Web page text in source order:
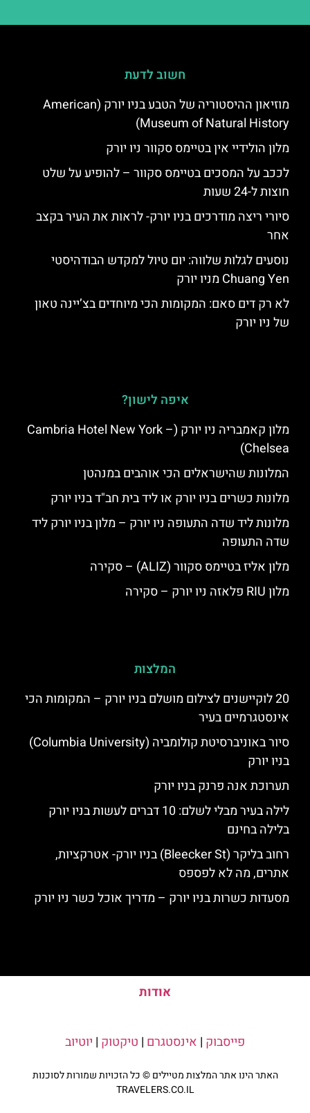
חשוב לדעת
מוזיאון ההיסטוריה של הטבע בניו יורק (American
Museum of Natural History)
מלון הולידיי אין בטיימס סקוור ניו יורק
לככב על המסכים בטיימס סקוור – להופיע על שלט
חוצות ל-24 שעות
סיורי ריצה מודרכים בניו יורק- לראות את העיר בקצב
אחר
נוסעים לגלות שלווה: יום טיול למקדש הבודהיסטי
Chuang Yen מניו יורק
לא רק דים סאם: המקומות הכי מיוחדים בצ’יינה טאון
של ניו יורק
איפה לישון?
מלון קאמבריה ניו יורק (Cambria Hotel New York –
Chelsea)
המלונות שהישראלים הכי אוהבים במנהטן
מלונות כשרים בניו יורק או ליד בית חב"ד בניו יורק
מלונות ליד שדה התעופה ניו יורק – מלון בניו יורק ליד
שדה התעופה
מלון אליז בטיימס סקוור (ALIZ) – סקירה
מלון RIU פלאזה ניו יורק – סקירה
המלצות
20 לוקיישנים לצילום מושלם בניו יורק – המקומות הכי
אינסטגרמיים בעיר
סיור באוניברסיטת קולומביה (Columbia University)
בניו יורק
תערוכת אנה פרנק בניו יורק
לילה בעיר מבלי לשלם: 10 דברים לעשות בניו יורק
בלילה בחינם
רחוב בליקר (Bleecker St) בניו יורק- אטרקציות,
אתרים, מה לא לפספס
מסעדות כשרות בניו יורק – מדריך אוכל כשר ניו יורק
אודות
פייסבוק | אינסטגרם | טיקטוק | יוטיוב
האתר הינו אתר המלצות מטיילים © כל הזכויות שמורות לסוכנות
TRAVELERS.CO.IL